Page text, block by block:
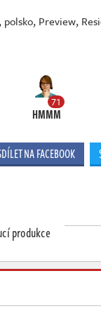
polsko, Preview,
71
HMMM
NA FACEBOOK
produkce